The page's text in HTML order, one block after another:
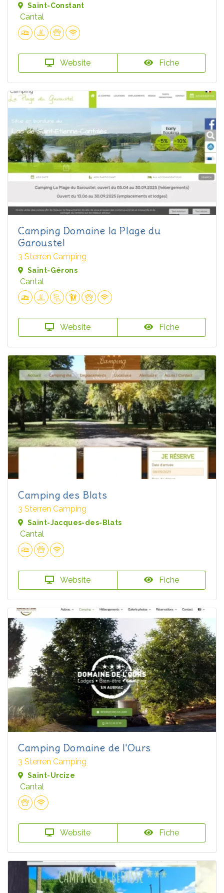
Saint-Constant
Cantal
Website Fiche
Camping Domaine la Plage du
Garoustel
3 Sterren Camping
Saint-Gérons
Cantal
Website Fiche
Camping des Blats
3 Sterren Camping
Saint-Jacques-des-Blats
Cantal
Website Fiche
Camping Domaine de l'Ours
3 Sterren Camping
Saint-Urcize
Cantal
Website Fiche